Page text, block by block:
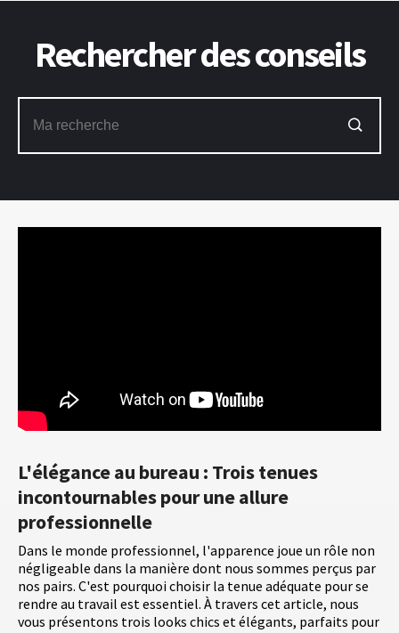
L'élégance au bureau : Trois tenues
incontournables pour une allure
professionnelle
Dans le monde professionnel, l'apparence joue un rôle non
négligeable dans la manière dont nous sommes perçus par
nos pairs. C'est pourquoi choisir la tenue adéquate pour se
rendre au travail est essentiel. À travers cet article, nous
vous présentons trois looks chics et élégants, parfaits pour
Rechercher des conseils